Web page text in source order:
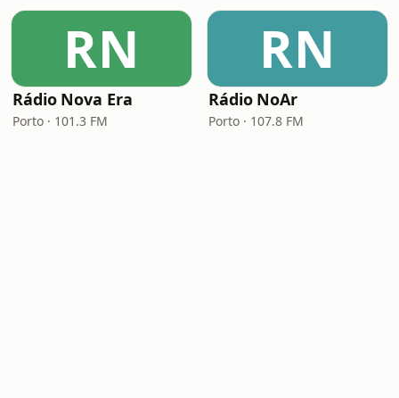
RN
Rádio Nova Era
Porto · 101.3 FM
RN
Rádio NoAr
Porto · 107.8 FM